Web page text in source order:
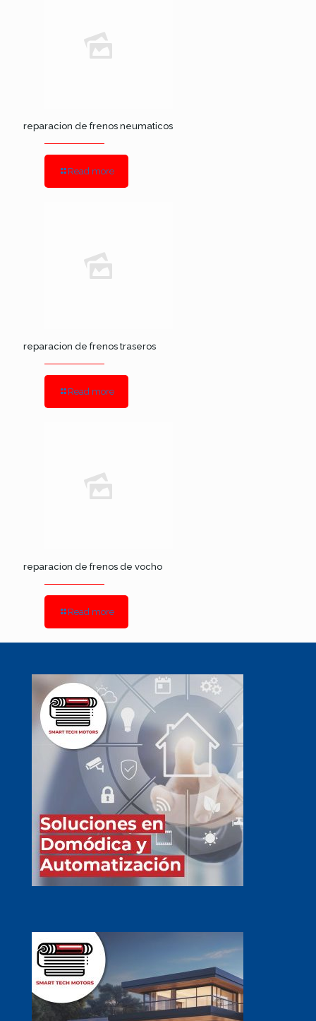
reparacion de frenos neumaticos
Read more
reparacion de frenos traseros
Read more
reparacion de frenos de vocho
Read more